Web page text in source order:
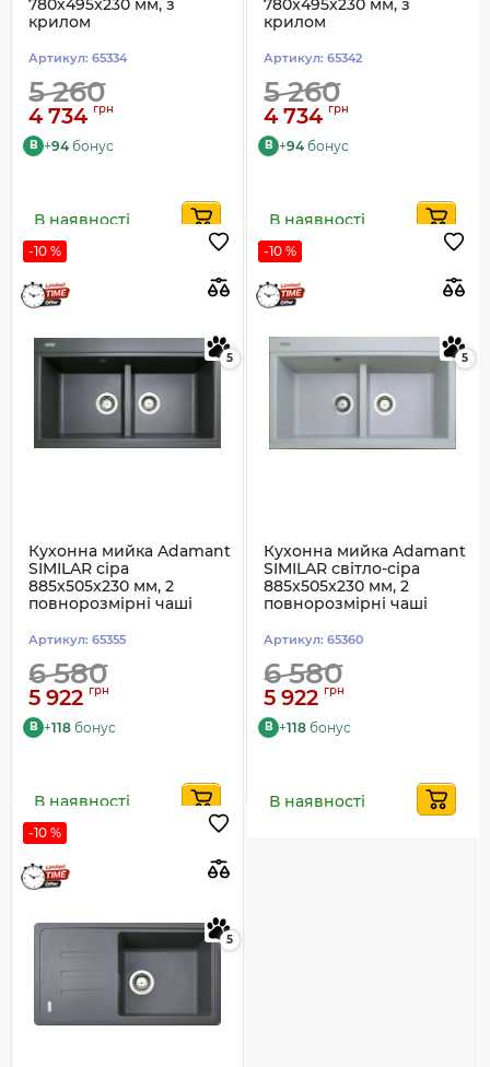
780x495x230 мм, з
крилом
Артикул: 65334
5 260
4 734 грн
B +94 бонус
В наявності
780x495x230 мм, з
крилом
Артикул: 65342
5 260
4 734 грн
B +94 бонус
В наявності
-10 %
5
Кухонна мийка Adamant
SIMILAR сіра
885x505x230 мм, 2
повнорозмірні чаші
Артикул: 65355
6 580
5 922 грн
B +118 бонус
В наявності
-10 %
5
Кухонна мийка Adamant
SIMILAR світло-сіра
885x505x230 мм, 2
повнорозмірні чаші
Артикул: 65360
6 580
5 922 грн
B +118 бонус
В наявності
-10 %
5